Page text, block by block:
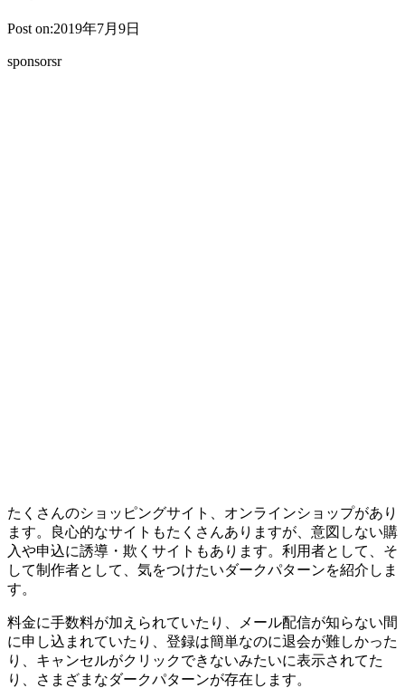
Post on:2019年7月9日
sponsorsr
たくさんのショッピングサイト、オンラインショップがあり
ます。良心的なサイトもたくさんありますが、意図しない購
入や申込に誘導・欺くサイトもあります。利用者として、そ
して制作者として、気をつけたいダークパターンを紹介しま
す。
料金に手数料が加えられていたり、メール配信が知らない間
に申し込まれていたり、登録は簡単なのに退会が難しかった
り、キャンセルがクリックできないみたいに表示されてた
り、さまざまなダークパターンが存在します。